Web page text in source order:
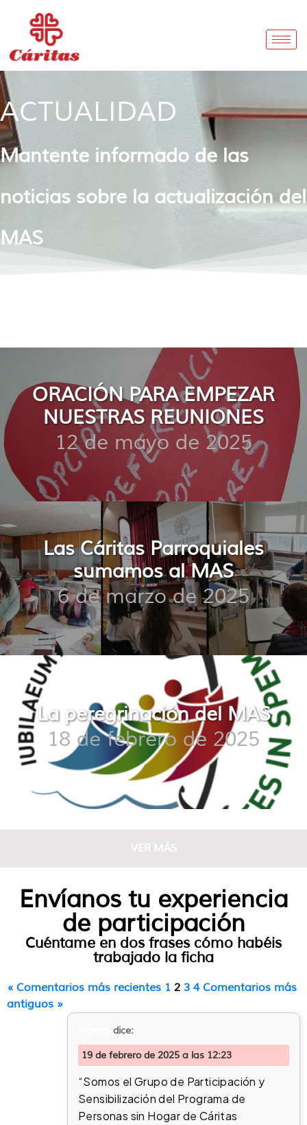
ACTUALIDAD
Mantente informado de las
noticias sobre la actualización del
MAS
ORACIÓN PARA EMPEZAR
NUESTRAS REUNIONES
12 de mayo de 2025
Las Cáritas Parroquiales
sumamos al MAS
6 de marzo de 2025
La peregrinación del MAS
18 de febrero de 2025
VER MÁS
Envíanos tu experiencia
de participación
Cuéntame en dos frases cómo habéis
trabajado la ficha
« Comentarios más recientes 1 2 3 4 Comentarios más
antiguos »
dice:
19 de febrero de 2025 a las 12:23
“Somos el Grupo de Participación y
Sensibilización del Programa de
Personas sin Hogar de Cáritas